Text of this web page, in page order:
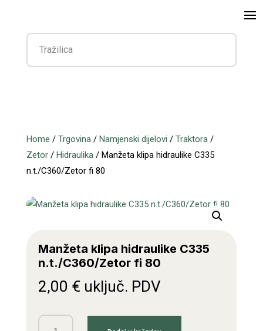
Home / Trgovina/ Namjenski dijelovi / Traktora/
Zetor/ Hidraulika/ Manžeta klipa hidraulike C335
n.t./C360/Zetor fi 80
Manžeta klipa hidraulike C335
n.t./C360/Zetor fi 80
2,00 € uključ. PDV
Manžeta